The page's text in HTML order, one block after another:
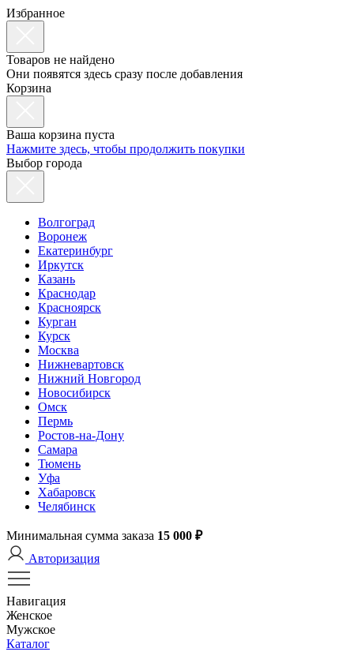
Избранное
Товаров не найдено
Они появятся здесь сразу после добавления
Корзина
Ваша корзина пуста
Нажмите здесь, чтобы продолжить покупки
Выбор города
Волгоград
Воронеж
Екатеринбург
Иркутск
Казань
Краснодар
Красноярск
Курган
Курск
Москва
Нижневартовск
Нижний Новгород
Новосибирск
Омск
Пермь
Ростов-на-Дону
Самара
Тюмень
Уфа
Хабаровск
Челябинск
Минимальная сумма заказа 15 000 ₽
Авторизация
Навигация
Женское
Мужское
Каталог